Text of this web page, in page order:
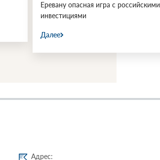
Еревану опасная игра с российскими
инвестициями
Далее
Адрес: